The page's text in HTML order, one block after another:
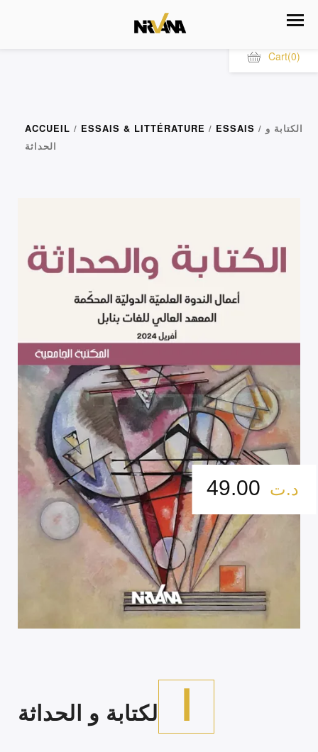
Cart(0)
ACCUEIL / ESSAIS & LITTÉRATURE / ESSAIS / الكتابة و
الحداثة
د.ت
لكتابة و الحداثة